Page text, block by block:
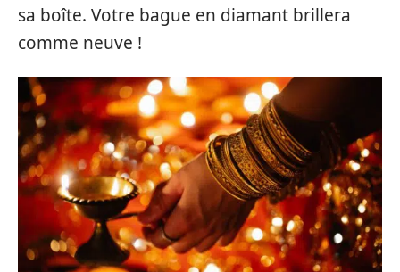
sa boîte. Votre bague en diamant brillera
comme neuve !